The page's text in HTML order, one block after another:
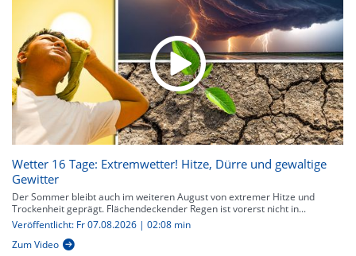
Wetter 16 Tage: Extremwetter! Hitze, Dürre und gewaltige
Gewitter
Der Sommer bleibt auch im weiteren August von extremer Hitze und
Trockenheit geprägt. Flächendeckender Regen ist vorerst nicht in...
Veröffentlicht: Fr 07.08.2026 | 02:08 min
Zum Video